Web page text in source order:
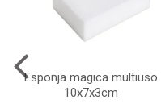
Esponja magica multiuso
10x7x3cm